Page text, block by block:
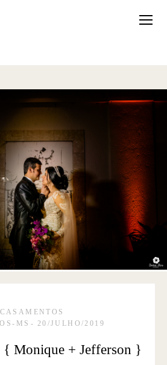
CASAMENTOS
MS
20/JULHO/2019
{ Monique + Jefferson }